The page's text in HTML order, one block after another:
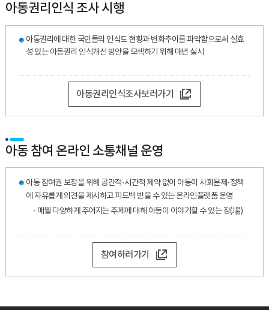
아동권리인식 조사 시행
아동권리에 대한 국민들의 인식도 현황과 변화추이를 파악함으로써 실효
성 있는 아동권리 인식개선 방안을 모색하기 위해 매년 실시
아동권리인식조사보러가기
아동 참여 온라인 소통채널 운영
아동 참여권 보장을 위해 공간적·시간적 제약 없이 아동이 사회문제·정책
에 자유롭게 의견을 제시하고 피드백 받을 수 있는 온라인플랫폼 운영
- 매월 다양하게 주어지는 주제에 대해 아동이 이야기할 수 있는 장(場)
참여하러가기